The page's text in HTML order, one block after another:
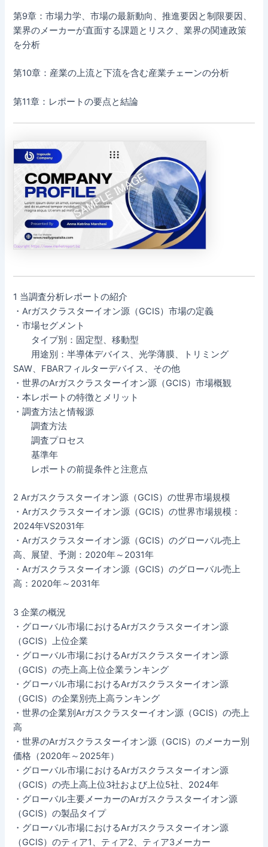
第9章：市場力学、市場の最新動向、推進要因と制限要因、
業界のメーカーが直面する課題とリスク、業界の関連政策
を分析
第10章：産業の上流と下流を含む産業チェーンの分析
第11章：レポートの要点と結論
1 当調査分析レポートの紹介
・Arガスクラスターイオン源（GCIS）市場の定義
・市場セグメント
タイプ別：固定型、移動型
用途別：半導体デバイス、光学薄膜、トリミング
SAW、FBARフィルターデバイス、その他
・世界のArガスクラスターイオン源（GCIS）市場概観
・本レポートの特徴とメリット
・調査方法と情報源
調査方法
調査プロセス
基準年
レポートの前提条件と注意点
2 Arガスクラスターイオン源（GCIS）の世界市場規模
・Arガスクラスターイオン源（GCIS）の世界市場規模：
2024年VS2031年
・Arガスクラスターイオン源（GCIS）のグローバル売上
高、展望、予測：2020年～2031年
・Arガスクラスターイオン源（GCIS）のグローバル売上
高：2020年～2031年
3 企業の概況
・グローバル市場におけるArガスクラスターイオン源
（GCIS）上位企業
・グローバル市場におけるArガスクラスターイオン源
（GCIS）の売上高上位企業ランキング
・グローバル市場におけるArガスクラスターイオン源
（GCIS）の企業別売上高ランキング
・世界の企業別Arガスクラスターイオン源（GCIS）の売上
高
・世界のArガスクラスターイオン源（GCIS）のメーカー別
価格（2020年～2025年）
・グローバル市場におけるArガスクラスターイオン源
（GCIS）の売上高上位3社および上位5社、2024年
・グローバル主要メーカーのArガスクラスターイオン源
（GCIS）の製品タイプ
・グローバル市場におけるArガスクラスターイオン源
（GCIS）のティア1、ティア2、ティア3メーカー